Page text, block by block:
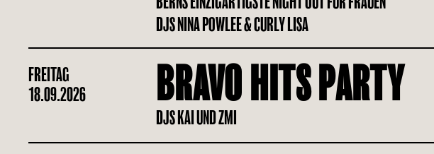
DJS NINA POWLEE & CURLY LISA
FREITAG
18.09.2026
BRAVO HITS PARTY
DJS KAI UND ZMI